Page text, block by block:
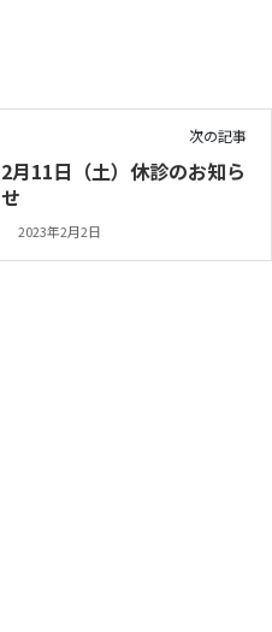
次の記事
2月11日（土）休診のお知ら
せ
2023年2月2日